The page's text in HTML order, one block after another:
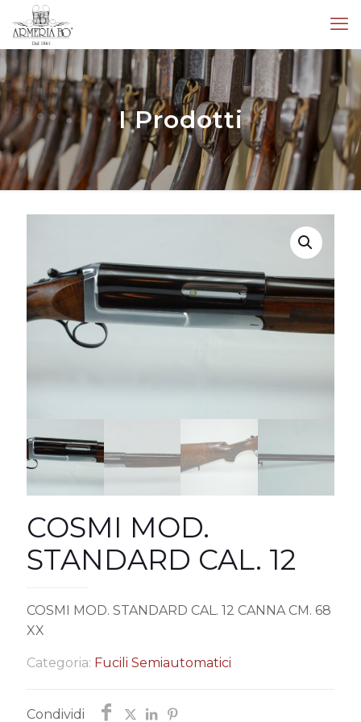
I Prodotti
COSMI MOD.
STANDARD CAL. 12
COSMI MOD. STANDARD CAL. 12 CANNA CM. 68
XX
Categoria: Fucili Semiautomatici
Condividi